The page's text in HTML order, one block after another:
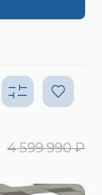
4 599 990 ₽